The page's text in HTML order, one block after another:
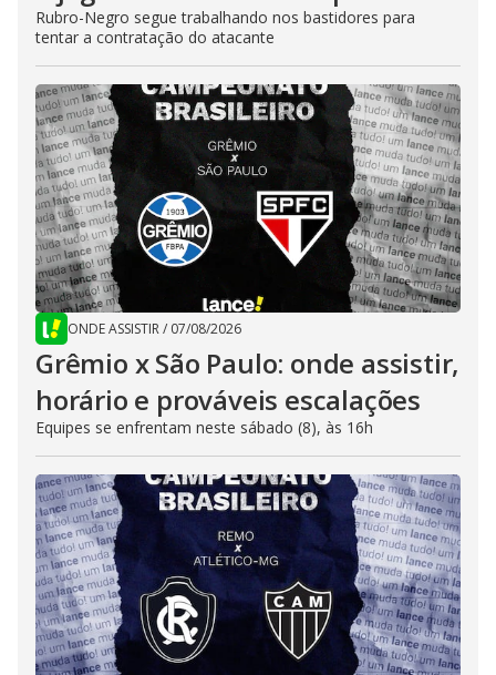
Rubro-Negro segue trabalhando nos bastidores para
tentar a contratação do atacante
ONDE ASSISTIR/ 07/08/2026
Grêmio x São Paulo: onde assistir,
horário e prováveis escalações
Equipes se enfrentam neste sábado (8), às 16h